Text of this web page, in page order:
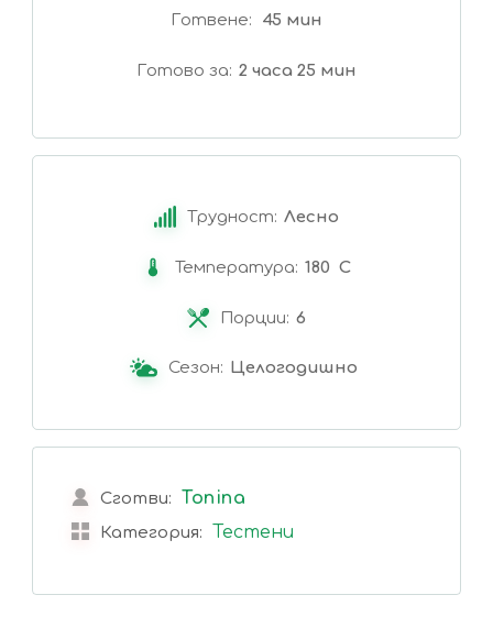
Готвене 45 мин
Готово за 2 часа 25 мин
Трудност: Лесно
Температура: 180 C
Порции: 6
Сезон: Целогодишно
Сготви: Tonina
Категория: Тестени